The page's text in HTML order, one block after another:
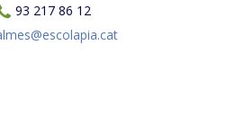
93 217 86 12